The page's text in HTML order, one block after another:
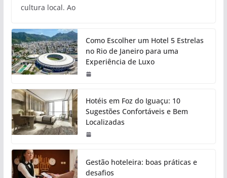
cultura local. Ao
Como Escolher um Hotel 5 Estrelas
no Rio de Janeiro para uma
Experiência de Luxo
Hotéis em Foz do Iguaçu: 10
Sugestões Confortáveis e Bem
Localizadas
Gestão hoteleira: boas práticas e
desafios